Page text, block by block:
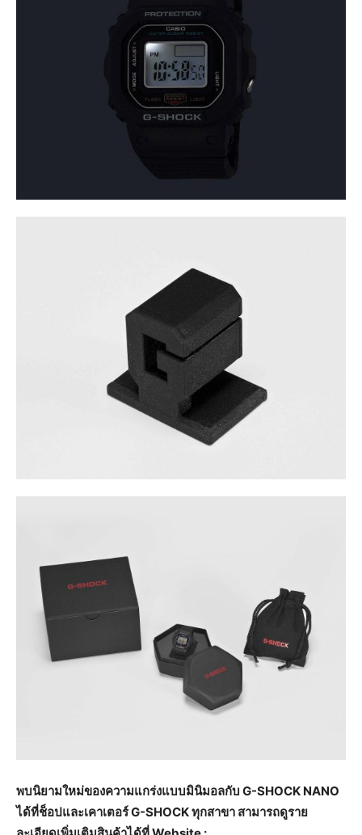
พบนิยามใหม่ของความแกร่งแบบมินิมอลกับ G-SHOCK NANO
ได้ที่ช็อปและเคาเตอร์ G-SHOCK ทุกสาขา สามารถดูราย